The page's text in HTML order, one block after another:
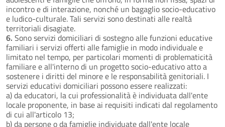
incontro e di interazione, nonché un bagaglio socio-educativo
e ludico-culturale. Tali servizi sono destinati alle realtà
territoriali disagiate.
6. Sono servizi domiciliari di sostegno alle funzioni educative
familiari i servizi offerti alle famiglie in modo individuale e
limitato nel tempo, per particolari momenti di problematicità
familiare e all'interno di un progetto socio-educativo atto a
sostenere i diritti del minore e le responsabilità genitoriali. I
servizi educativi domiciliari possono essere realizzati:
a) da educatori, la cui professionalità è individuata dall'ente
locale proponente, in base ai requisiti indicati dal regolamento
di cui all'articolo 13;
b) da persone o da famiglie individuate dall'ente locale